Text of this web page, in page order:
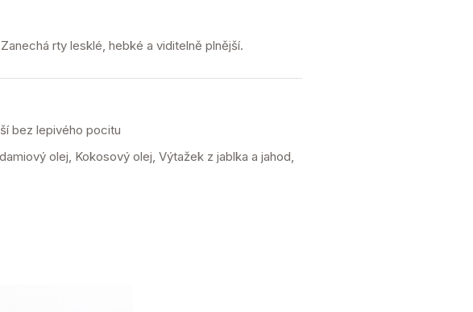
rty lesklé, hebké a viditelně plnější.
bez lepivého pocitu
olej, Kokosový olej, Výtažek z jablka a jahod,